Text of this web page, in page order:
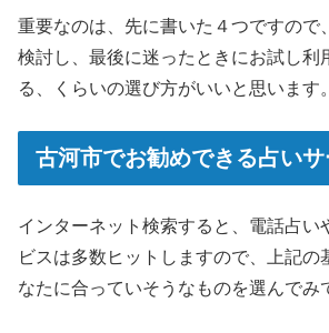
重要なのは、先に書いた４つですので
検討し、最後に迷ったときにお試し利
る、くらいの選び方がいいと思います。
古河市でお勧めできる占い
インターネット検索すると、電話占い
ビスは多数ヒットしますので、上記の
なたに合っていそうなものを選んでみ